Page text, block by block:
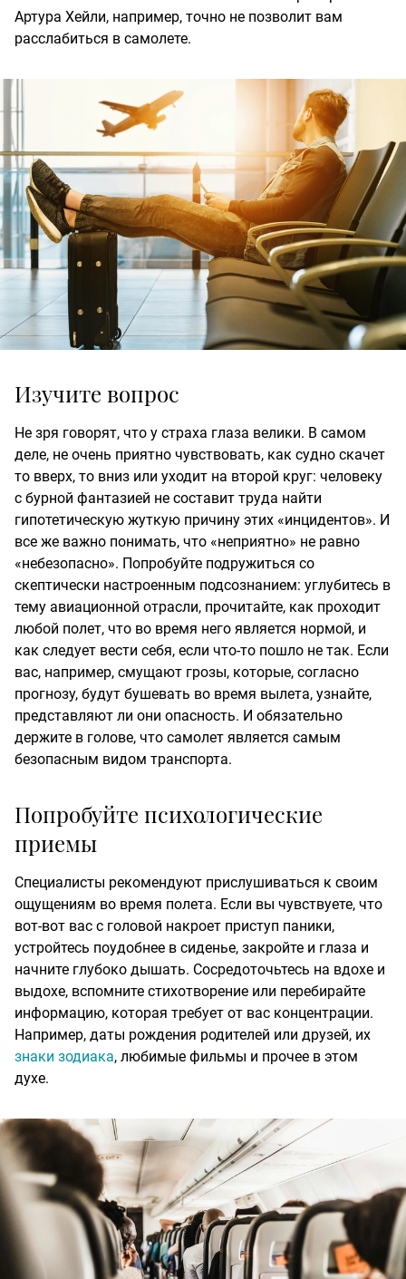
Артура Хейли, например, точно не позволит вам
расслабиться в самолете.
Изучите вопрос
Не зря говорят, что у страха глаза велики. В самом
деле, не очень приятно чувствовать, как судно скачет
то вверх, то вниз или уходит на второй круг: человеку
с бурной фантазией не составит труда найти
гипотетическую жуткую причину этих «инцидентов». И
все же важно понимать, что «неприятно» не равно
«небезопасно». Попробуйте подружиться со
скептически настроенным подсознанием: углубитесь в
тему авиационной отрасли, прочитайте, как проходит
любой полет, что во время него является нормой, и
как следует вести себя, если что-то пошло не так. Если
вас, например, смущают грозы, которые, согласно
прогнозу, будут бушевать во время вылета, узнайте,
представляют ли они опасность. И обязательно
держите в голове, что самолет является самым
безопасным видом транспорта.
Попробуйте психологические
приемы
Специалисты рекомендуют прислушиваться к своим
ощущениям во время полета. Если вы чувствуете, что
вот-вот вас с головой накроет приступ паники,
устройтесь поудобнее в сиденье, закройте и глаза и
начните глубоко дышать. Сосредоточьтесь на вдохе и
выдохе, вспомните стихотворение или перебирайте
информацию, которая требует от вас концентрации.
Например, даты рождения родителей или друзей, их
знаки зодиака, любимые фильмы и прочее в этом
духе.